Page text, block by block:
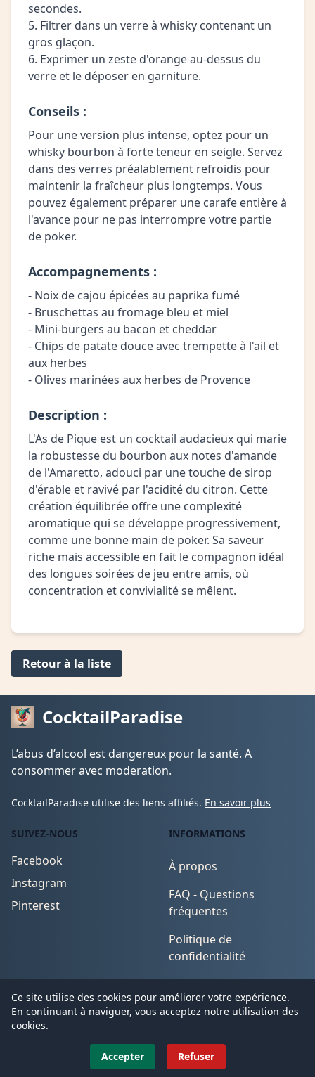
secondes.
5. Filtrer dans un verre à whisky contenant un
gros glaçon.
6. Exprimer un zeste d'orange au-dessus du
verre et le déposer en garniture.
Conseils :
Pour une version plus intense, optez pour un
whisky bourbon à forte teneur en seigle. Servez
dans des verres préalablement refroidis pour
maintenir la fraîcheur plus longtemps. Vous
pouvez également préparer une carafe entière à
l'avance pour ne pas interrompre votre partie
de poker.
Accompagnements :
- Noix de cajou épicées au paprika fumé
- Bruschettas au fromage bleu et miel
- Mini-burgers au bacon et cheddar
- Chips de patate douce avec trempette à l'ail et
aux herbes
- Olives marinées aux herbes de Provence
Description :
L'As de Pique est un cocktail audacieux qui marie
la robustesse du bourbon aux notes d'amande
de l'Amaretto, adouci par une touche de sirop
d'érable et ravivé par l'acidité du citron. Cette
création équilibrée offre une complexité
aromatique qui se développe progressivement,
comme une bonne main de poker. Sa saveur
riche mais accessible en fait le compagnon idéal
des longues soirées de jeu entre amis, où
concentration et convivialité se mêlent.
Retour à la liste
CocktailParadise
L’abus d’alcool est dangereux pour la santé. A
consommer avec moderation.
CocktailParadise utilise des liens affiliés. En savoir plus
SUIVEZ-NOUS
Facebook
Instagram
Pinterest
INFORMATIONS
À propos
FAQ - Questions
fréquentes
Politique de
confidentialité
Conditions d'utilisation
Ce site utilise des cookies pour améliorer votre expérience.
En continuant à naviguer, vous acceptez notre utilisation des
cookies.
Accepter Refuser